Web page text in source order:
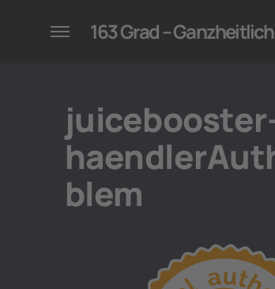
für Unternehmen
163 Grad –
blem